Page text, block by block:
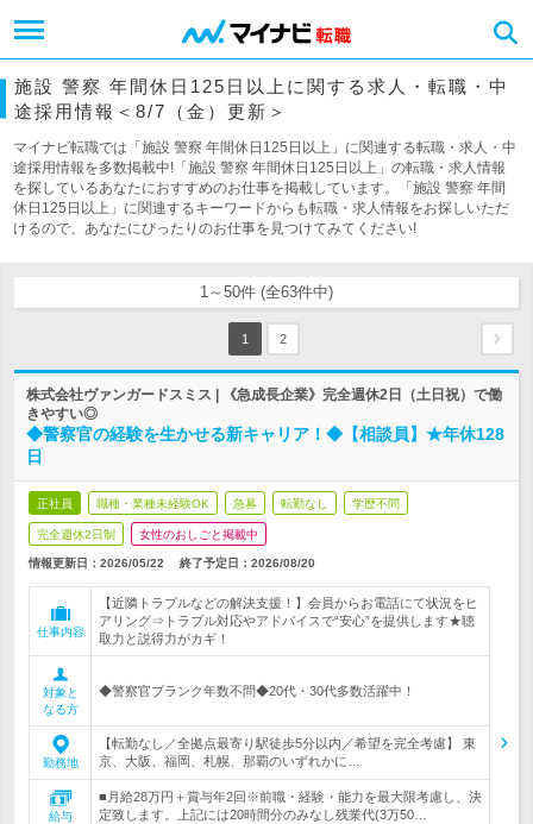
施設 警察 年間休日125日以上に関する求人・転職・中
途採用情報＜8/7（金）更新＞
マイナビ転職では「施設 警察 年間休日125日以上」に関連する転職・求人・中
途採用情報を多数掲載中!「施設 警察 年間休日125日以上」の転職・求人情報
を探しているあなたにおすすめのお仕事を掲載しています。「施設 警察 年間
休日125日以上」に関連するキーワードからも転職・求人情報をお探しいただ
けるので、あなたにぴったりのお仕事を見つけてみてください!
1～50件 (全63件中)
1 2
株式会社ヴァンガードスミス | 《急成長企業》完全週休2日（土日祝）で働
きやすい◎
◆警察官の経験を生かせる新キャリア！◆【相談員】★年休128
日
正社員 職種・業種未経験OK 急募 転勤なし 学歴不問
完全週休2日制 女性のおしごと掲載中
情報更新日：2026/05/22 終了予定日： 2026/08/20
仕事内容
【近隣トラブルなどの解決支援！】会員からお電話にて状況をヒ
アリング⇒トラブル対応やアドバイスで“安心”を提供します★聴
取力と説得力がカギ！
対象と
なる方
◆警察官ブランク年数不問◆20代・30代多数活躍中！
勤務地
【転勤なし／全拠点最寄り駅徒歩5分以内／希望を完全考慮】 東
京、大阪、福岡、札幌、那覇のいずれかに…
給与
■月給28万円＋賞与年2回※前職・経験・能力を最大限考慮し、決
定致します。上記には20時間分のみなし残業代(3万50…